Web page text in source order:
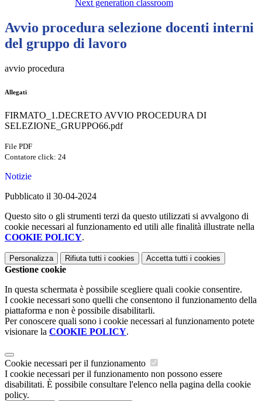
Next generation classroom
Avvio procedura selezione docenti interni
del gruppo di lavoro
avvio procedura
Allegati
FIRMATO_1.DECRETO AVVIO PROCEDURA DI
SELEZIONE_GRUPPO66.pdf
File PDF
Contatore click: 24
Notizie
Pubblicato il 30-04-2024
Questo sito o gli strumenti terzi da questo utilizzati si avvalgono di
cookie necessari al funzionamento ed utili alle finalità illustrate nella
COOKIE POLICY.
Personalizza Rifiuta tutti i cookies Accetta tutti i cookies
Gestione cookie
In questa schermata è possibile scegliere quali cookie consentire.
I cookie necessari sono quelli che consentono il funzionamento della
piattaforma e non è possibile disabilitarli.
Per conoscere quali sono i cookie necessari al funzionamento potete
visionare la COOKIE POLICY.
Cookie necessari per il funzionamento
I cookie necessari per il funzionamento non possono essere
disabilitati. È possibile consultare l'elenco nella pagina della cookie
policy.